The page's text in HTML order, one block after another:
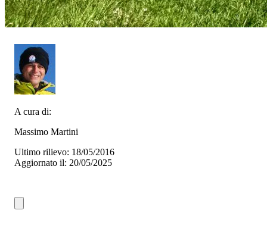
A cura di:
Massimo Martini
Ultimo rilievo: 18/05/2016
Aggiornato il: 20/05/2025